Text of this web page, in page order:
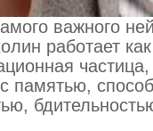
важного
работает
памятью,